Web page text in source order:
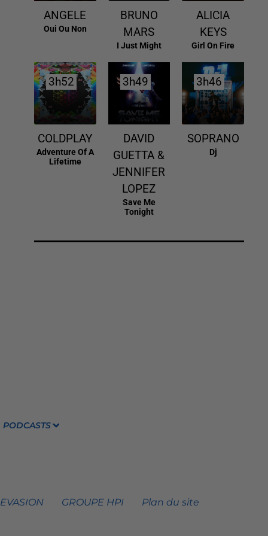
ANGELE
Oui Ou Non
BRUNO
MARS
I Just Might
ALICIA
KEYS
Girl On Fire
3h52
3h52
COLDPLAY
Adventure Of A
Lifetime
3h49
3h49
DAVID
GUETTA &
JENNIFER
LOPEZ
Save Me
Tonight
3h46
3h46
SOPRANO
Dj
PODCASTS
GROUPE HPI Plan du site